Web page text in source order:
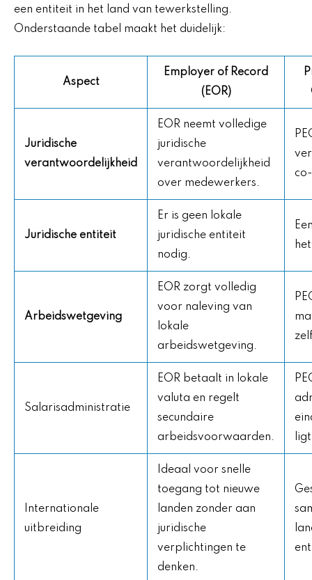
een entiteit in het land van tewerkstelling.
Onderstaande tabel maakt het duidelijk:
Aspect
Employer of Record
(EOR)
Juridische
verantwoordelijkheid
EOR neemt volledige
juridische
verantwoordelijkheid
over medewerkers.
Juridische entiteit
Er is geen lokale
juridische entiteit
nodig.
Arbeidswetgeving
EOR zorgt volledig
voor naleving van
lokale
arbeidswetgeving.
Salarisadministratie
EOR betaalt in lokale
valuta en regelt
secundaire
arbeidsvoorwaarden.
Internationale
uitbreiding
Ideaal voor snelle
toegang tot nieuwe
landen zonder aan
juridische
verplichtingen te
denken.